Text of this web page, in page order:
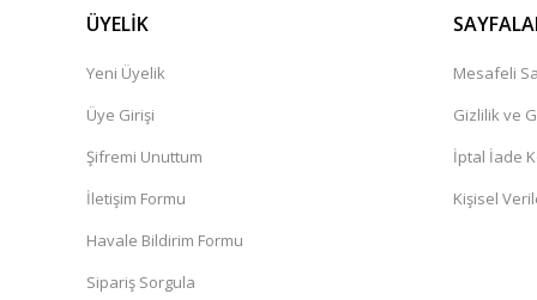
ÜYELİK
Yeni Üyelik
Üye Girişi
Şifremi Unuttum
İletişim Formu
Havale Bildirim Formu
Sipariş Sorgula
Mesafeli
Gizlilik ve
İptal İade
Kişisel